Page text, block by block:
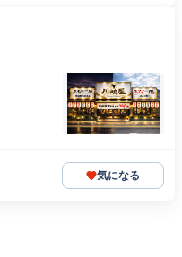
気になる